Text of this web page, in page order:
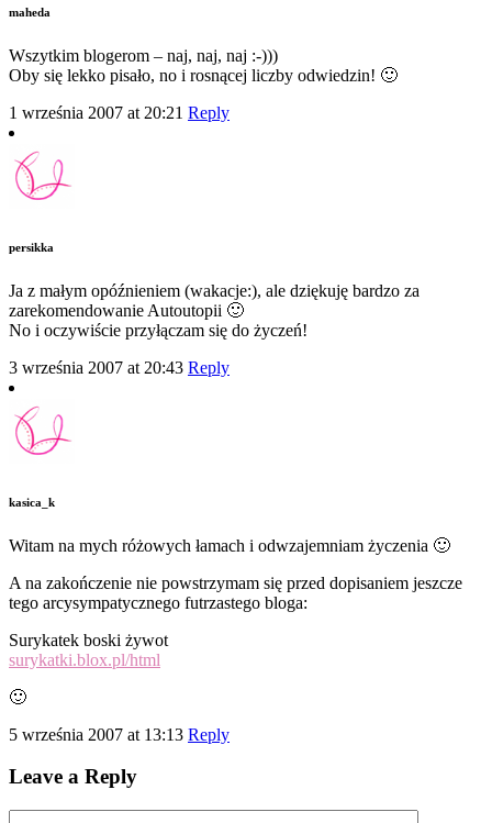
maheda
Wszytkim blogerom – naj, naj, naj :-)))
Oby się lekko pisało, no i rosnącej liczby odwiedzin! 🙂
1 września 2007 at 20:21 Reply
persikka
Ja z małym opóźnieniem (wakacje:), ale dziękuję bardzo za
zarekomendowanie Autoutopii 🙂
No i oczywiście przyłączam się do życzeń!
3 września 2007 at 20:43 Reply
kasica_k
Witam na mych różowych łamach i odwzajemniam życzenia 🙂
A na zakończenie nie powstrzymam się przed dopisaniem jeszcze
tego arcysympatycznego futrzastego bloga:
Surykatek boski żywot
surykatki.blox.pl/html
🙂
5 września 2007 at 13:13 Reply
Leave a Reply